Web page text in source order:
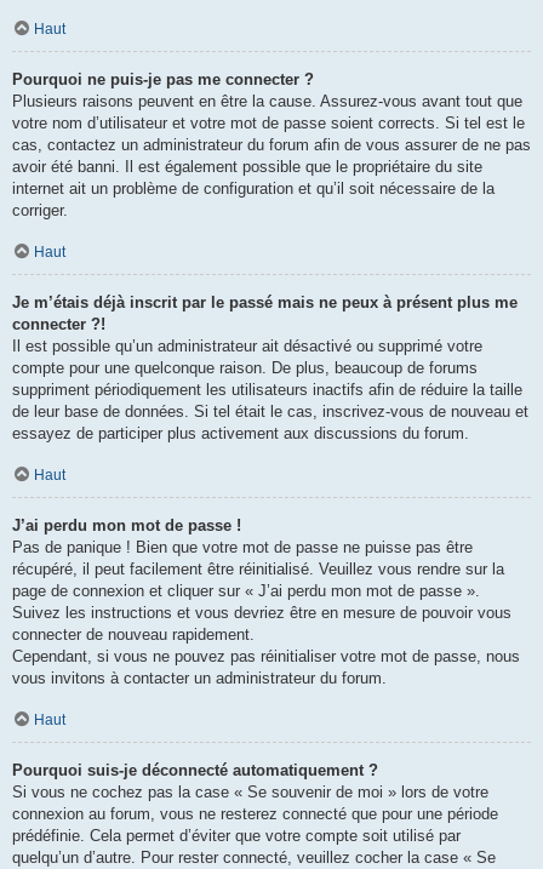
Haut
Pourquoi ne puis-je pas me connecter ?
Plusieurs raisons peuvent en être la cause. Assurez-vous avant tout que
votre nom d’utilisateur et votre mot de passe soient corrects. Si tel est le
cas, contactez un administrateur du forum afin de vous assurer de ne pas
avoir été banni. Il est également possible que le propriétaire du site
internet ait un problème de configuration et qu’il soit nécessaire de la
corriger.
Haut
Je m’étais déjà inscrit par le passé mais ne peux à présent plus me
connecter ?!
Il est possible qu’un administrateur ait désactivé ou supprimé votre
compte pour une quelconque raison. De plus, beaucoup de forums
suppriment périodiquement les utilisateurs inactifs afin de réduire la taille
de leur base de données. Si tel était le cas, inscrivez-vous de nouveau et
essayez de participer plus activement aux discussions du forum.
Haut
J’ai perdu mon mot de passe !
Pas de panique ! Bien que votre mot de passe ne puisse pas être
récupéré, il peut facilement être réinitialisé. Veuillez vous rendre sur la
page de connexion et cliquer sur « J’ai perdu mon mot de passe ».
Suivez les instructions et vous devriez être en mesure de pouvoir vous
connecter de nouveau rapidement.
Cependant, si vous ne pouvez pas réinitialiser votre mot de passe, nous
vous invitons à contacter un administrateur du forum.
Haut
Pourquoi suis-je déconnecté automatiquement ?
Si vous ne cochez pas la case « Se souvenir de moi » lors de votre
connexion au forum, vous ne resterez connecté que pour une période
prédéfinie. Cela permet d’éviter que votre compte soit utilisé par
quelqu’un d’autre. Pour rester connecté, veuillez cocher la case « Se